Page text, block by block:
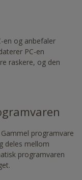
en og anbefaler
PC-en
raskere, og den
programvare
deles mellom
programvaren